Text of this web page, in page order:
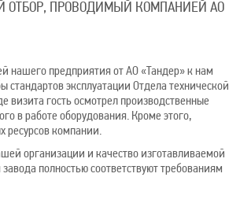
ОТБОР, ПРОВОДИМЫЙ КОМПАНИЕЙ АО
нашего предприятия от АО «Тандер» к нам
эксплуатации Отдела технической
гость осмотрел производственные
в работе оборудования. Кроме этого,
ресурсов компании.
организации и качество изготавливаемой
полностью соответствуют требованиям